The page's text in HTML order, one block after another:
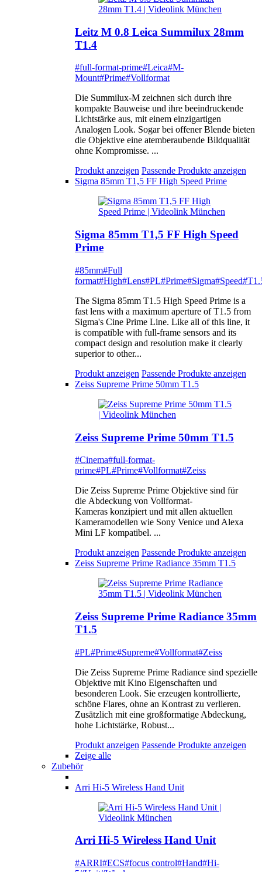
Leitz M 0.8 Leica Summilux 28mm
T1.4
#full-format-prime#Leica#M-
Mount#Prime#Vollformat
Die Summilux-M zeichnen sich durch ihre
kompakte Bauweise und ihre beeindruckende
Lichtstärke aus, mit einem einzigartigen
Analogen Look. Sogar bei offener Blende bieten
die Objektive eine atemberaubende Bildqualität
ohne Kompromisse. ...
Produkt anzeigen Passende Produkte anzeigen
Sigma 85mm T1,5 FF High Speed Prime
Sigma 85mm T1,5 FF High Speed
Prime
#85mm#Full
format#High#Lens#PL#Prime#Sigma#Speed
The Sigma 85mm T1.5 High Speed Prime is a
fast lens with a maximum aperture of T1.5 from
Sigma's Cine Prime Line. Like all of this line, it
is compatible with full-frame sensors and its
compact design and resolution make it clearly
superior to other...
Produkt anzeigen Passende Produkte anzeigen
Zeiss Supreme Prime 50mm T1.5
Zeiss Supreme Prime 50mm T1.5
#Cinema#full-format-
prime#PL#Prime#Vollformat#Zeiss
Die Zeiss Supreme Prime Objektive sind für
die Abdeckung von Vollformat-
Kameras konzipiert und mit allen aktuellen
Kameramodellen wie Sony Venice und Alexa
Mini LF kompatibel. ...
Produkt anzeigen Passende Produkte anzeigen
Zeiss Supreme Prime Radiance 35mm T1.5
Zeiss Supreme Prime Radiance 35mm
T1.5
#PL#Prime#Supreme#Vollformat#Zeiss
Die Zeiss Supreme Prime Radiance sind spezielle
Objektive mit Kino Eigenschaften und
besonderen Look. Sie erzeugen kontrollierte,
schöne Flares, ohne an Kontrast zu verlieren.
Zusätzlich mit eine großformatige Abdeckung,
hohe Lichtstärke, Robust...
Produkt anzeigen Passende Produkte anzeigen
Zeige alle
Zubehör
Arri Hi-5 Wireless Hand Unit
Arri Hi-5 Wireless Hand Unit
#ARRI#ECS#focus control#Hand#Hi-